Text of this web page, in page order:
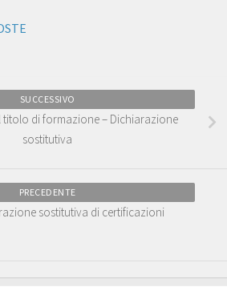
SUCCESSIVO
titolo di formazione – Dichiarazione
sostitutiva
PRECEDENTE
sostitutiva di certificazioni